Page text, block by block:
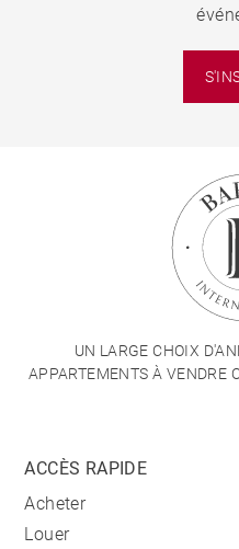
UN LARGE CHOIX
APPARTEMENTS À VENDRE
ACCÈS RAPIDE
Acheter
Louer